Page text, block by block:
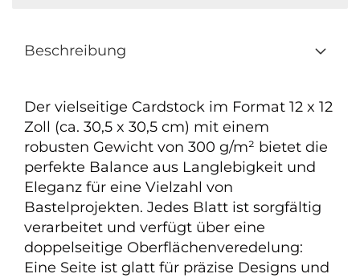
Beschreibung
Der vielseitige Cardstock im Format 12 x 12
Zoll (ca. 30,5 x 30,5 cm) mit einem
robusten Gewicht von 300 g/m² bietet die
perfekte Balance aus Langlebigkeit und
Eleganz für eine Vielzahl von
Bastelprojekten. Jedes Blatt ist sorgfältig
verarbeitet und verfügt über eine
doppelseitige Oberflächenveredelung:
Eine Seite ist glatt für präzise Designs und